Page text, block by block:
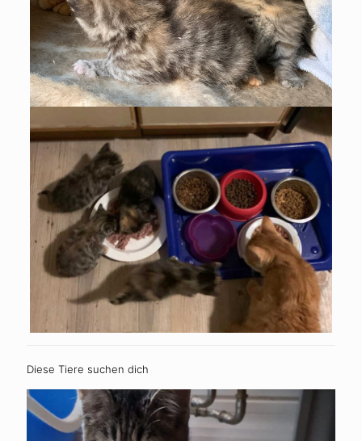
Diese Tiere suchen dich